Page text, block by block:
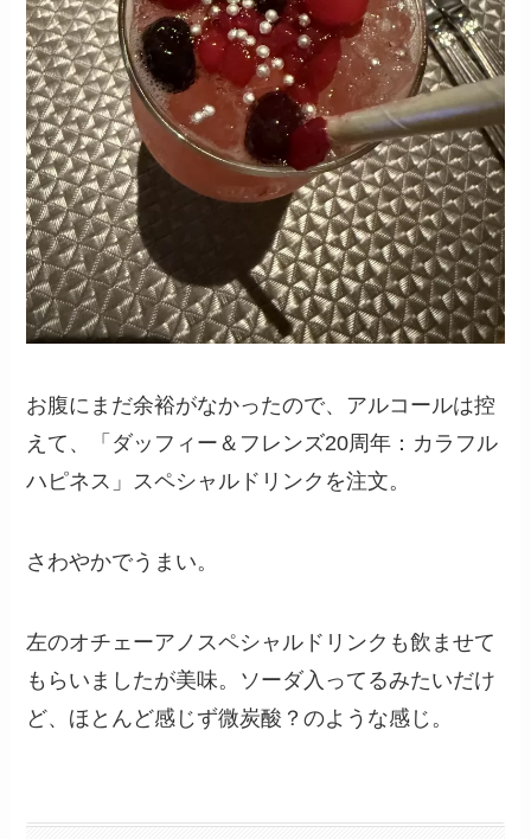
お腹にまだ余裕がなかったので、アルコールは控
えて、「ダッフィー＆フレンズ20周年：カラフル
ハピネス」スペシャルドリンクを注文。
さわやかでうまい。
左のオチェーアノスペシャルドリンクも飲ませて
もらいましたが美味。ソーダ入ってるみたいだけ
ど、ほとんど感じず微炭酸？のような感じ。